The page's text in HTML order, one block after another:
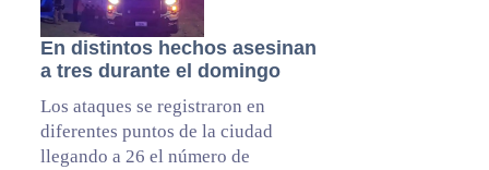
En distintos hechos asesinan
a tres durante el domingo
Los ataques se registraron en
diferentes puntos de la ciudad
llegando a 26 el número de